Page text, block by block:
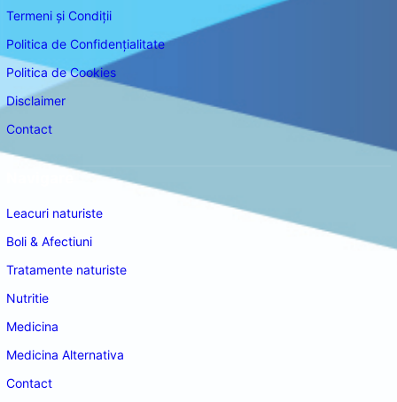
Termeni și Condiții
Politica de Confidențialitate
Politica de Cookies
Disclaimer
Contact
Leacuri naturiste
Boli & Afectiuni
Tratamente naturiste
Nutritie
Medicina
Medicina Alternativa
Contact